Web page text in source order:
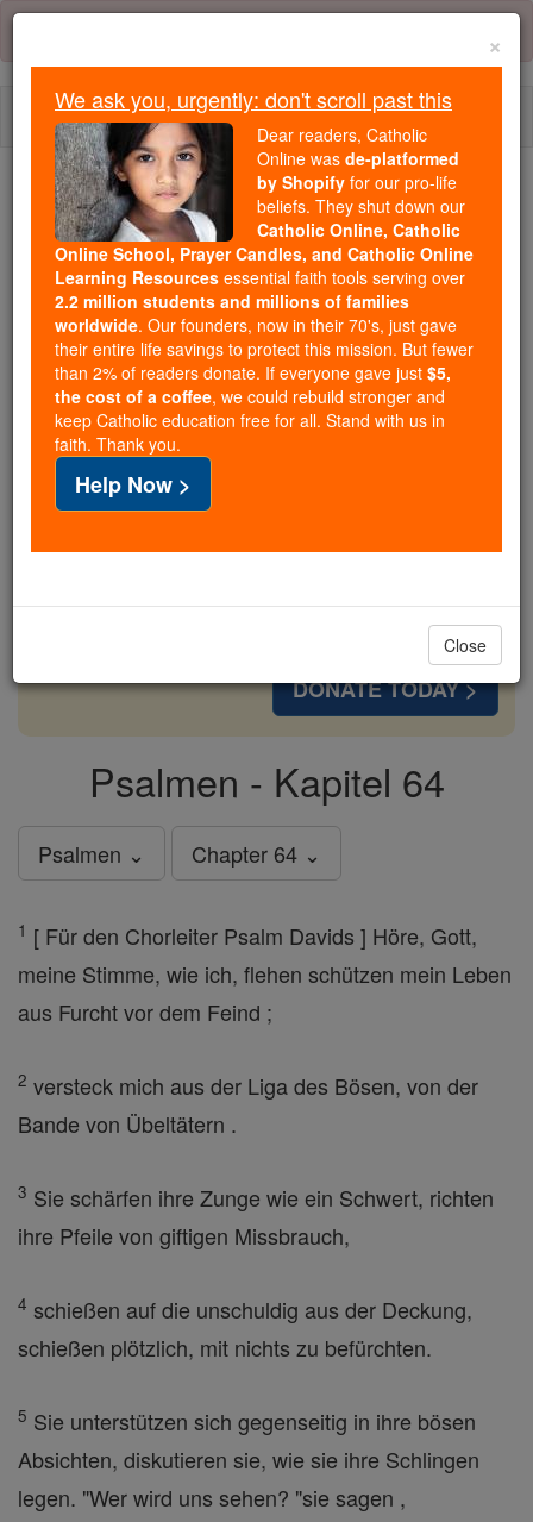
Skip
content
Because of You, 2.2 Million
Students Are Being Formed in the
Faith
Because of generous supporters like you,
Catholic Online School has already delivered
free, faithful Catholic education to over 2.2
million students across 193 countries. In an age
of noise and algorithms, you are helping form
souls with truth, prayer, Scripture, and Christ.
If everyone who reads this gave just $5 — the
free for all. Be Courageous. Be Catholic. Stand
DONATE TODAY >
Psalmen - Kapitel 64
Psalmen ⌄ Chapter 64 ⌄
1 [ Für den Chorleiter Psalm Davids ] Höre, Gott,
meine Stimme, wie ich, flehen schützen mein Leben
aus Furcht vor dem Feind ;
2 versteck mich aus der Liga des Bösen, von der
Bande von Übeltätern .
3 Sie schärfen ihre Zunge wie ein Schwert, richten
ihre Pfeile von giftigen Missbrauch,
4 schießen auf die unschuldig aus der Deckung,
schießen plötzlich, mit nichts zu befürchten.
5 Sie unterstützen sich gegenseitig in ihre bösen
Absichten, diskutieren sie, wie sie ihre Schlingen
legen. "Wer wird uns sehen? "sie sagen ,
×
We ask you, urgently: don't scroll past this
Dear readers, Catholic
Online was de-platformed
by Shopify for our pro-life
beliefs. They shut down our
Catholic Online, Catholic
Online School, Prayer Candles, and Catholic Online
Learning Resources essential faith tools serving over
2.2 million students and millions of families
worldwide. Our founders, now in their 70's, just gave
their entire life savings to protect this mission. But fewer
than 2% of readers donate. If everyone gave just $5,
the cost of a coffee, we could rebuild stronger and
keep Catholic education free for all. Stand with us in
faith. Thank you.
Help Now >
Close